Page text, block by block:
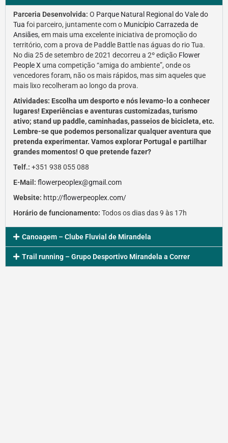
Parceria Desenvolvida: O Parque Natural Regional do Vale do
Tua foi parceiro, juntamente com o Município Carrazeda de
Ansiães, em mais uma excelente iniciativa de promoção do
território, com a prova de Paddle Battle nas águas do rio Tua.
No dia 25 de setembro de 2021 decorreu a 2º edição Flower
People X uma competição “amiga do ambiente”, onde os
vencedores foram, não os mais rápidos, mas sim aqueles que
mais lixo recolheram ao longo da prova.
Atividades: Escolha um desporto e nós levamo-lo a conhecer
lugares! Experiências e aventuras customizadas, turismo
ativo; stand up paddle, caminhadas, passeios de bicicleta, etc.
Lembre-se que podemos personalizar qualquer aventura que
pretenda experimentar. Vamos explorar Portugal e partilhar
grandes momentos! O que pretende fazer?
Telf.: +351 938 055 088
E-Mail: flowerpeoplex@gmail.com
Website: http://flowerpeoplex.com/
Horário de funcionamento: Todos os dias das 9 às 17h
Canoagem – Clube Fluvial de Mirandela
Trail running – Grupo Desportivo Mirandela a Correr